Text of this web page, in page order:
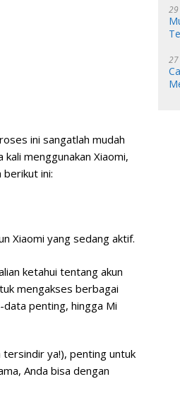
ini sangatlah mudah
menggunakan Xiaomi,
berikut ini:
Xiaomi yang sedang aktif.
ketahui tentang akun
mengakses berbagai
data penting, hingga Mi
ya!), penting untuk
Anda bisa dengan